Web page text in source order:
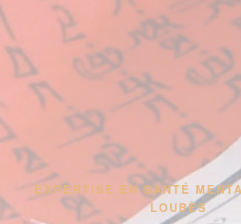
EXPERTISE EN SANTÉ
LOUBÈS